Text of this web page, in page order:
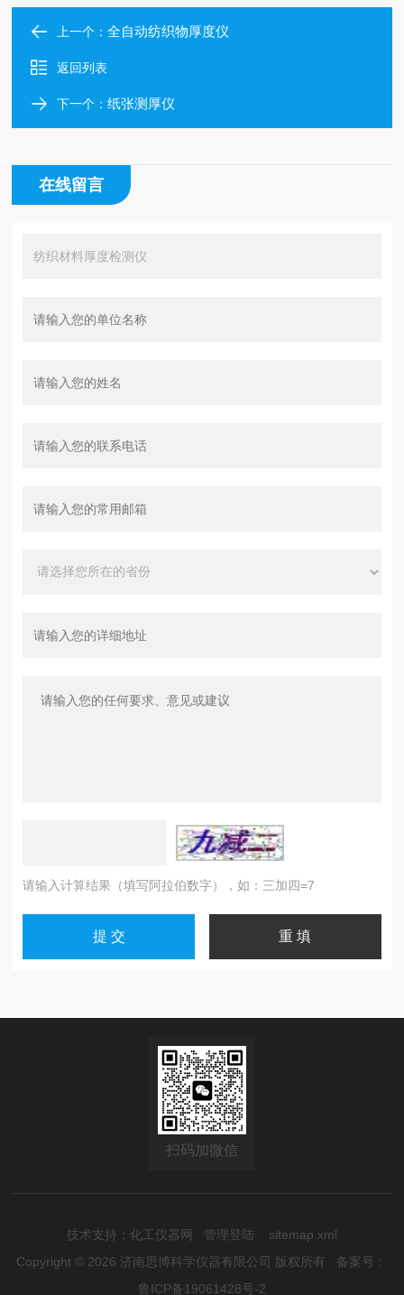
上一个：全自动纺织物厚度仪
返回列表
下一个：纸张测厚仪
在线留言
请输入计算结果（填写阿拉伯数字），如：三加四=7
扫码加微信
技术支持： 化工仪器网 管理登陆
sitemap.xml
Copyright © 2026 济南思博科学仪器有限公司 版权所有 备案号：
鲁ICP备19061428号-2